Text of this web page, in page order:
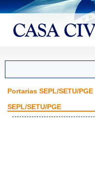
Portarias SEPL/SETU/PGE
SEPL/SETU/PGE